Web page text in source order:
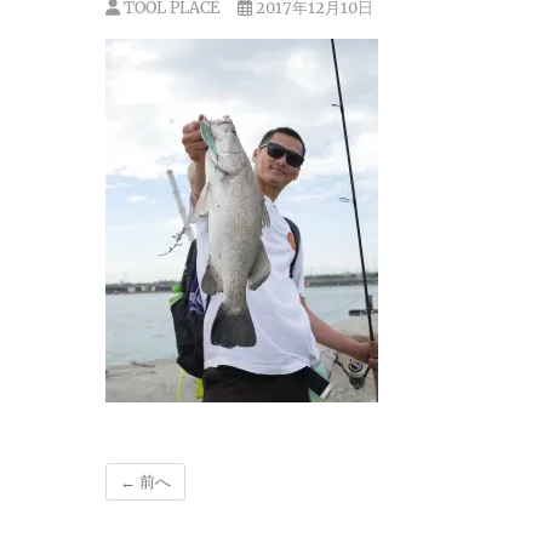
TOOL PLACE 2017年12月10日
← 前へ